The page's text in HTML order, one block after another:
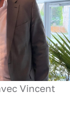
Vincent